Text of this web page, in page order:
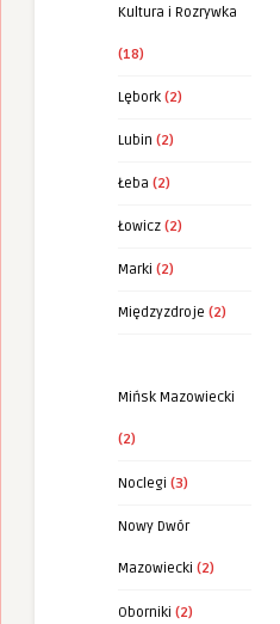
Kultura i Rozrywka
(18)
Lębork (2)
Lubin (2)
Łeba (2)
Łowicz (2)
Marki (2)
Międzyzdroje (2)
Mińsk Mazowiecki
(2)
Noclegi (3)
Nowy Dwór
Mazowiecki (2)
Oborniki (2)